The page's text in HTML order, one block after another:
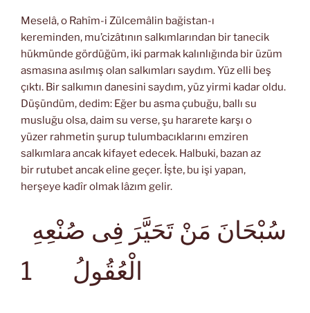
Meselâ, o Rahîm-i Zülcemâlin bağistan-ı
kereminden, mu’cizâtının salkımlarından bir tanecik
hükmünde gördüğüm, iki parmak kalınlığında bir üzüm
asmasına asılmış olan salkımları saydım. Yüz elli beş
çıktı. Bir salkımın danesini saydım, yüz yirmi kadar oldu.
Düşündüm, dedim: Eğer bu asma çubuğu, ballı su
musluğu olsa, daim su verse, şu hararete karşı o
yüzer rahmetin şurup tulumbacıklarını emziren
salkımlara ancak kifayet edecek. Halbuki, bazan az
bir rutubet ancak eline geçer. İşte, bu işi yapan,
herşeye kadîr olmak lâzım gelir.
الْعُقُولُ
1